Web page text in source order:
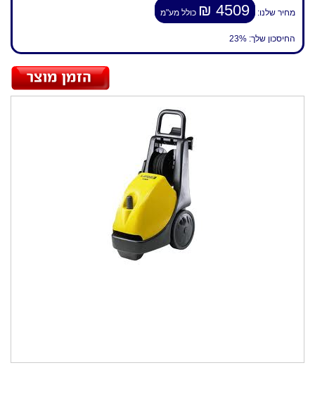
מחיר שלנו: 4509 ₪ כולל מע"מ
החיסכון שלך: 23%